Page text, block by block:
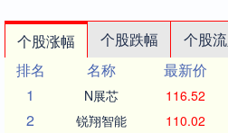
个股涨幅 个股跌幅 个股
排名
名称 最新价
1
N展芯 116.52
2 锐翔智能 110.02